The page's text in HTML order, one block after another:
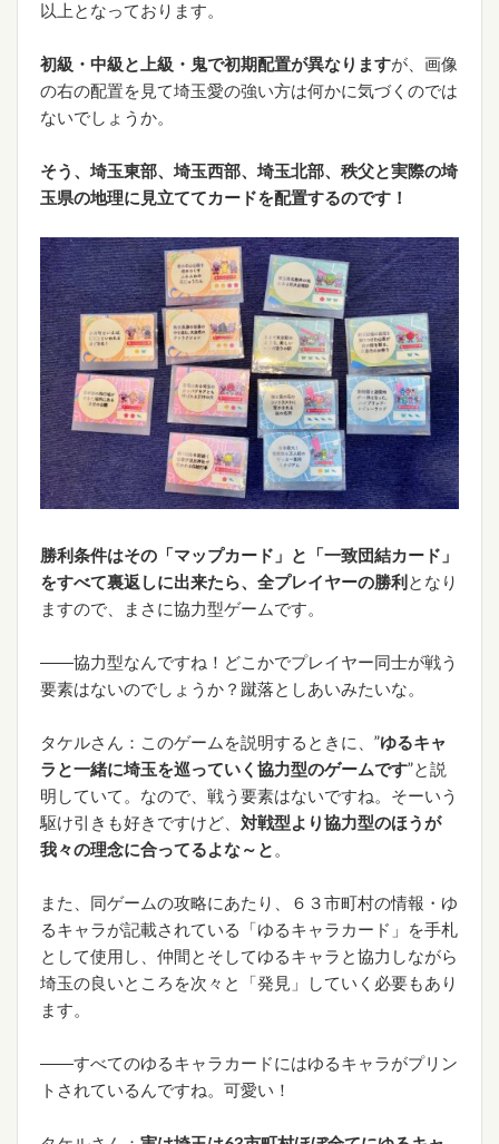
以上となっております。
初級・中級と上級・鬼で初期配置が異なりますが、画像
の右の配置を見て埼玉愛の強い方は何かに気づくのでは
ないでしょうか。
そう、埼玉東部、埼玉西部、埼玉北部、秩父と実際の埼
玉県の地理に見立ててカードを配置するのです！
勝利条件はその「マップカード」と「一致団結カード」
をすべて裏返しに出来たら、全プレイヤーの勝利となり
ますので、まさに協力型ゲームです。
――協力型なんですね！どこかでプレイヤー同士が戦う
要素はないのでしょうか？蹴落としあいみたいな。
タケルさん：このゲームを説明するときに、”ゆるキャ
ラと一緒に埼玉を巡っていく協力型のゲームです”と説
明していて。なので、戦う要素はないですね。そーいう
駆け引きも好きですけど、 対戦型より協力型のほうが
我々の理念に合ってるよな～と
また、同ゲームの攻略にあたり、６３市町村の情報・ゆ
るキャラが記載されている「ゆるキャラカード」を手札
として使用し、仲間とそしてゆるキャラと協力しながら
埼玉の良いところを次々と「発見」していく必要もあり
ます。
――すべてのゆるキャラカードにはゆるキャラがプリン
トされているんですね。可愛い！